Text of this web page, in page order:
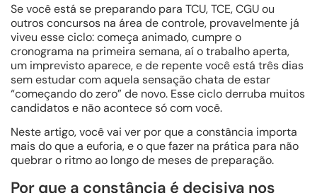
Se você está se preparando para TCU, TCE, CGU ou
outros concursos na área de controle, provavelmente já
viveu esse ciclo: começa animado, cumpre o
cronograma na primeira semana, aí o trabalho aperta,
um imprevisto aparece, e de repente você está três dias
sem estudar com aquela sensação chata de estar
“começando do zero” de novo. Esse ciclo derruba muitos
candidatos e não acontece só com você.
Neste artigo, você vai ver por que a constância importa
mais do que a euforia, e o que fazer na prática para não
quebrar o ritmo ao longo de meses de preparação.
Por que a constância é decisiva nos